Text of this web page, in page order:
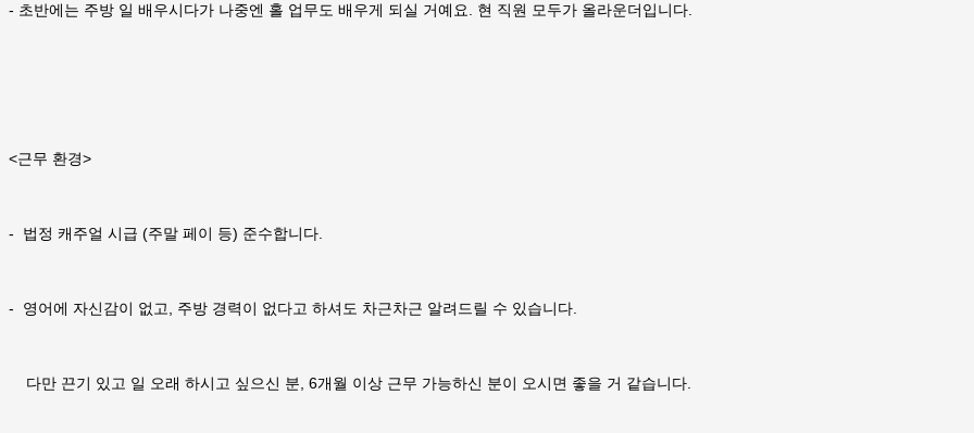
- 초반에는 주방 일 배우시다가 나중엔 홀 업무도 배우게 되실 거예요. 현 직원 모두가 올라운더입니다.
<근무 환경>
- 법정 캐주얼 시급 (주말 페이 등) 준수합니다.
- 영어에 자신감이 없고, 주방 경력이 없다고 하셔도 차근차근 알려드릴 수 있습니다.
다만 끈기 있고 일 오래 하시고 싶으신 분, 6개월 이상 근무 가능하신 분이 오시면 좋을 거 같습니다.